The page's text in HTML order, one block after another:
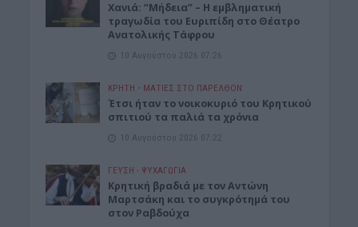
Χανιά: “Μήδεια” – Η εμβληματική
τραγωδία του Ευριπίδη στο Θέατρο
Ανατολικής Τάφρου
10 Αυγούστου 2026 07:26
ΚΡΗΤΗ • ΜΑΤΙΕΣ ΣΤΟ ΠΑΡΕΛΘΟΝ
Έτσι ήταν το νοικοκυριό του Κρητικού
σπιτιού τα παλιά τα χρόνια
10 Αυγούστου 2026 07:22
ΓΕΎΣΗ - ΨΥΧΑΓΩΓΊΑ
Kρητική βραδιά με τον Αντώνη
Μαρτσάκη και το συγκρότημά του
στον Ραβδούχα